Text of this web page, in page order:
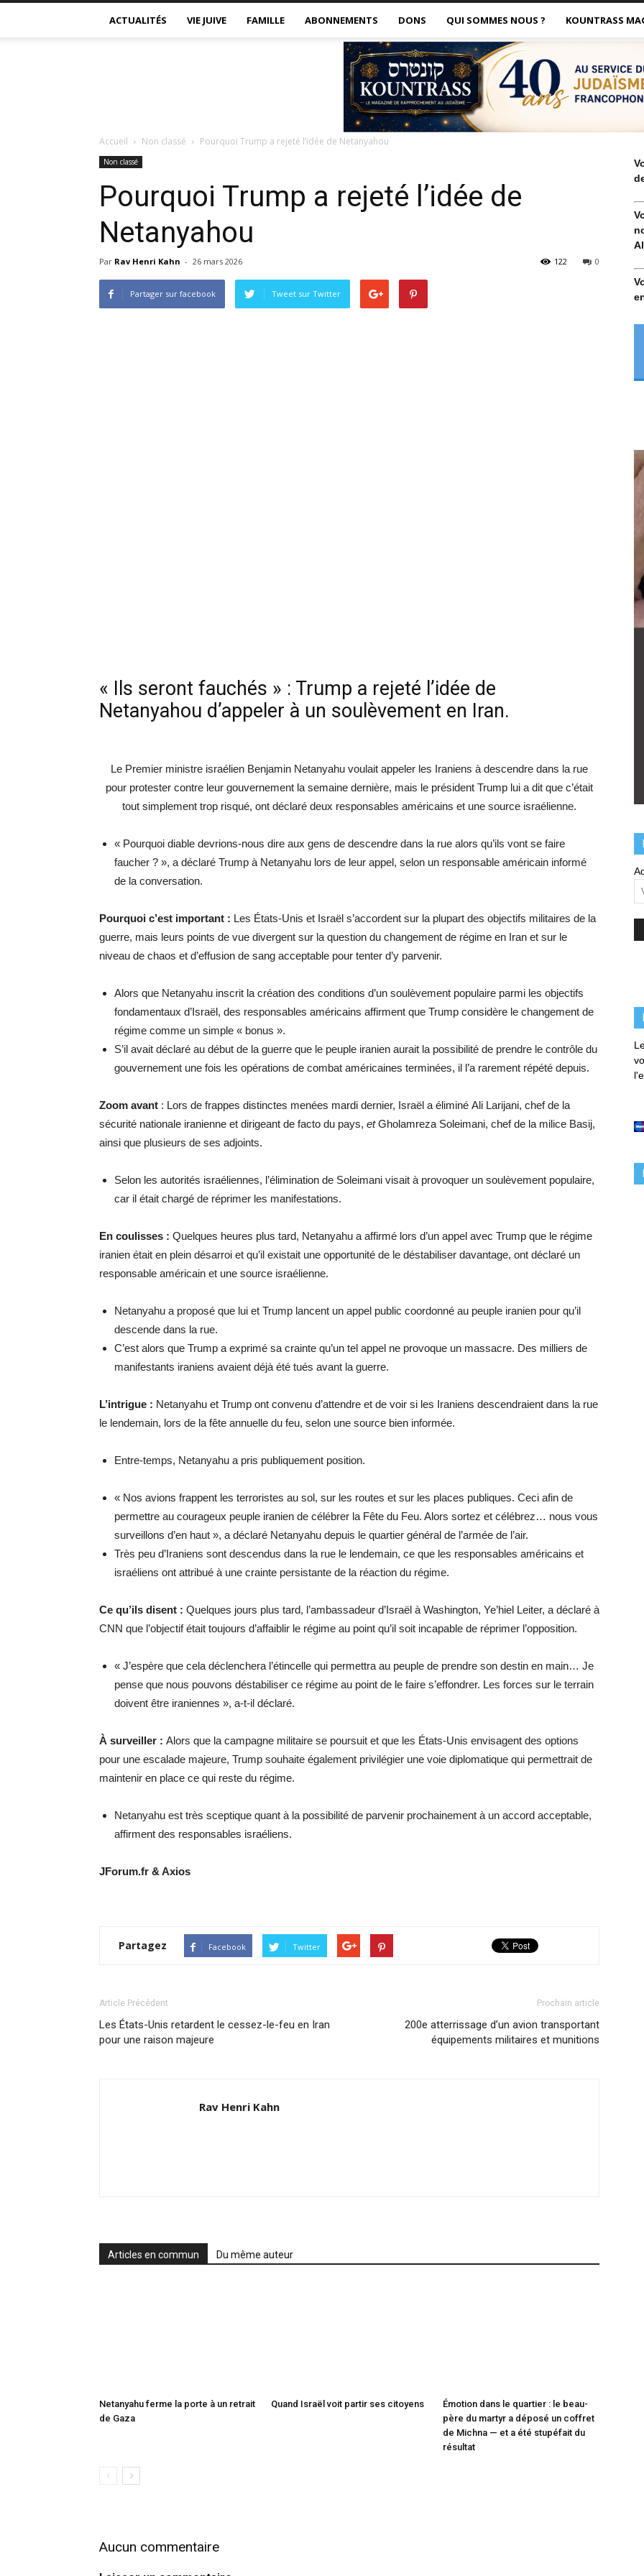
ACTUALITÉS VIE JUIVE FAMILLE ABONNEMENTS DONS QUI SOMMES NOUS ? KOUNTRASS
Accueil Non classé Pourquoi Trump a rejeté l’idée de Netanyahou
Non classé
Pourquoi Trump a rejeté l’idée de
Netanyahou
Par Rav Henri Kahn - 26 mars 2026 0
122
Partager sur facebook Tweet sur Twitter
« Ils seront fauchés » : Trump a rejeté l’idée de
Netanyahou d’appeler à un soulèvement en Iran.
Le Premier ministre israélien Benjamin Netanyahu voulait appeler les Iraniens à descendre dans la rue
pour protester contre leur gouvernement la semaine dernière, mais le président Trump lui a dit que c’était
tout simplement trop risqué, ont déclaré deux responsables américains et une source israélienne.
« Pourquoi diable devrions-nous dire aux gens de descendre dans la rue alors qu’ils vont se faire
faucher ? », a déclaré Trump à Netanyahu lors de leur appel, selon un responsable américain informé
de la conversation.
Pourquoi c’est important : Les États-Unis et Israël s’accordent sur la plupart des objectifs militaires de la
guerre, mais leurs points de vue divergent sur la question du changement de régime en Iran et sur le
niveau de chaos et d’effusion de sang acceptable pour tenter d’y parvenir.
Alors que Netanyahu inscrit la création des conditions d’un soulèvement populaire parmi les objectifs
fondamentaux d’Israël, des responsables américains affirment que Trump considère le changement de
régime comme un simple « bonus ».
S’il avait déclaré au début de la guerre que le peuple iranien aurait la possibilité de prendre le contrôle du
gouvernement une fois les opérations de combat américaines terminées, il l’a rarement répété depuis.
Zoom avant : Lors de frappes distinctes menées mardi dernier, Israël a éliminé Ali Larijani, chef de la
sécurité nationale iranienne et dirigeant de facto du pays, et Gholamreza Soleimani, chef de la milice Basij,
ainsi que plusieurs de ses adjoints.
Selon les autorités israéliennes, l’élimination de Soleimani visait à provoquer un soulèvement populaire,
car il était chargé de réprimer les manifestations.
En coulisses : Quelques heures plus tard, Netanyahu a affirmé lors d’un appel avec Trump que le régime
iranien était en plein désarroi et qu’il existait une opportunité de le déstabiliser davantage, ont déclaré un
responsable américain et une source israélienne.
Netanyahu a proposé que lui et Trump lancent un appel public coordonné au peuple iranien pour qu’il
descende dans la rue.
C’est alors que Trump a exprimé sa crainte qu’un tel appel ne provoque un massacre. Des milliers de
manifestants iraniens avaient déjà été tués avant la guerre.
L’intrigue : Netanyahu et Trump ont convenu d’attendre et de voir si les Iraniens descendraient dans la rue
le lendemain, lors de la fête annuelle du feu, selon une source bien informée.
Entre-temps, Netanyahu a pris publiquement position.
« Nos avions frappent les terroristes au sol, sur les routes et sur les places publiques. Ceci afin de
permettre au courageux peuple iranien de célébrer la Fête du Feu. Alors sortez et célébrez… nous vous
surveillons d’en haut », a déclaré Netanyahu depuis le quartier général de l’armée de l’air.
Très peu d’Iraniens sont descendus dans la rue le lendemain, ce que les responsables américains et
israéliens ont attribué à une crainte persistante de la réaction du régime.
Ce qu’ils disent : Quelques jours plus tard, l’ambassadeur d’Israël à Washington, Ye’hiel Leiter, a déclaré à
CNN que l’objectif était toujours d’affaiblir le régime au point qu’il soit incapable de réprimer l’opposition.
« J’espère que cela déclenchera l’étincelle qui permettra au peuple de prendre son destin en main… Je
pense que nous pouvons déstabiliser ce régime au point de le faire s’effondrer. Les forces sur le terrain
doivent être iraniennes », a-t-il déclaré.
À surveiller : Alors que la campagne militaire se poursuit et que les États-Unis envisagent des options
pour une escalade majeure, Trump souhaite également privilégier une voie diplomatique qui permettrait de
maintenir en place ce qui reste du régime.
Netanyahu est très sceptique quant à la possibilité de parvenir prochainement à un accord acceptable,
affirment des responsables israéliens.
JForum.fr & Axios
Partagez Facebook Twitter
Article Précédent
Les États-Unis retardent le cessez-le-feu en Iran
pour une raison majeure
Prochain article
200e atterrissage d’un avion transportant
équipements militaires et munitions
Rav Henri Kahn
Articles en commun Du même auteur
Netanyahu ferme la porte à un retrait
de Gaza
Quand Israël voit partir ses citoyens
Émotion dans le quartier : le beau-
père du martyr a déposé un coffret
de Michna — et a été stupéfait du
résultat
Aucun commentaire